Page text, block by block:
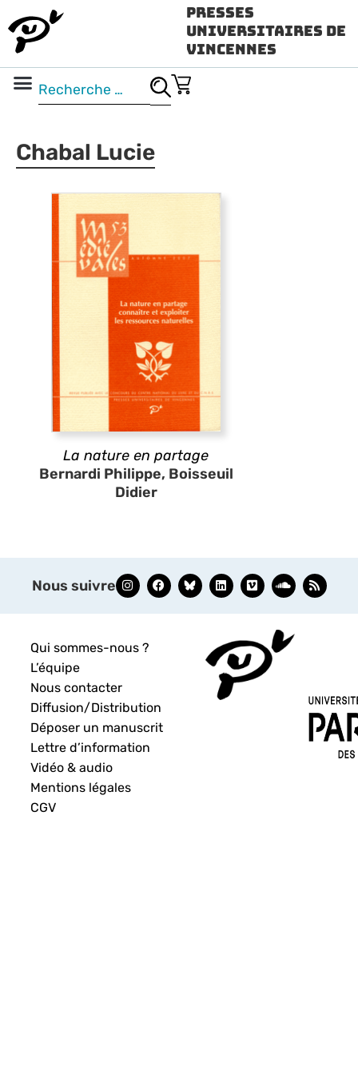
Presses
Universitaires de
Vincennes
Chabal Lucie
La nature en partage
Bernardi Philippe, Boisseuil
Didier
Nous suivre
Qui sommes-nous ?
L’équipe
Nous contacter
Diffusion/Distribution
Déposer un manuscrit
Lettre d’information
Vidéo & audio
Mentions légales
CGV